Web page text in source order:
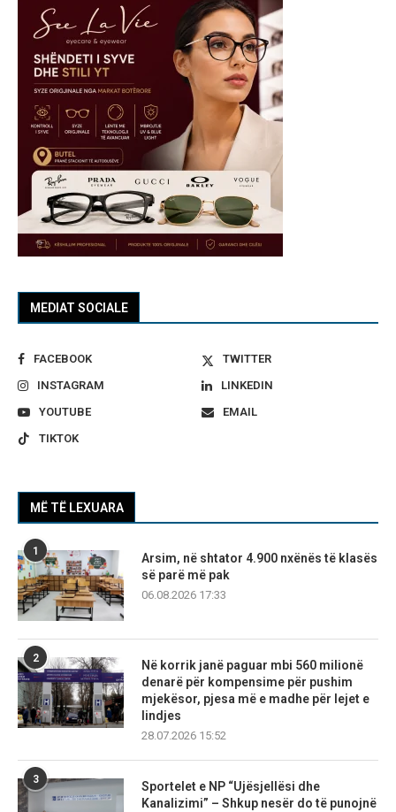
MEDIAT SOCIALE
FACEBOOK
TWITTER
INSTAGRAM
LINKEDIN
YOUTUBE
EMAIL
TIKTOK
MË TË LEXUARA
1
Arsim, në shtator 4.900 nxënës të klasës
së parë më pak
06.08.2026 17:33
2
Në korrik janë paguar mbi 560 milionë
denarë për kompensime për pushim
mjekësor, pjesa më e madhe për lejet e
lindjes
28.07.2026 15:52
3
Sportelet e NP “Ujësjellësi dhe
Kanalizimi” – Shkup nesër do të punojnë